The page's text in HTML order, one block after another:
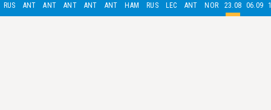
RUS ANT ANT ANT ANT ANT HAM RUS LEC ANT NOR 23.08 06.09